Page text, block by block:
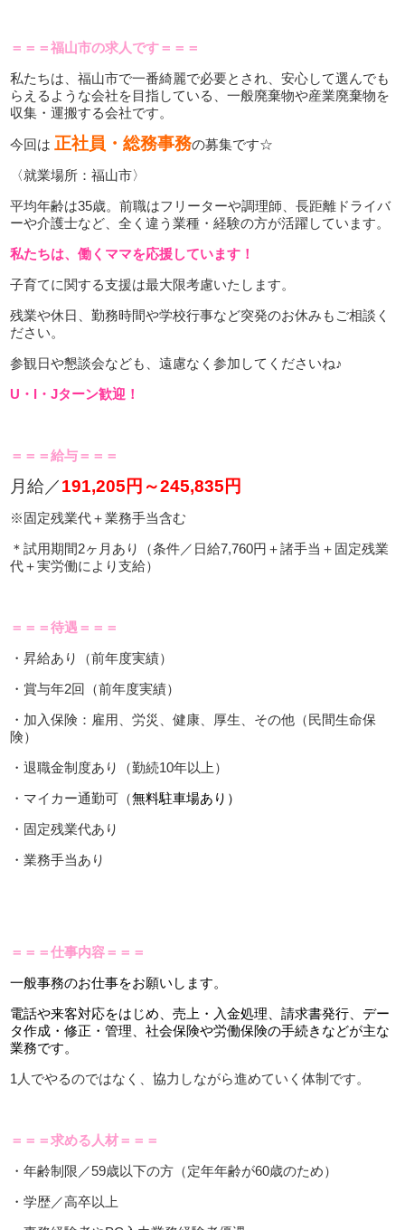
＝＝＝福山市の求人です＝＝＝
私たちは、福山市で一番綺麗で必要とされ、安心して選んでも
らえるような会社を目指している、一般廃棄物や産業廃棄物を
収集・運搬する会社です。
今回は 正社員・総務事務の募集です☆
〈就業場所：福山市〉
平均年齢は35歳。前職はフリーターや調理師、長距離ドライバ
ーや介護士など、全く違う業種・経験の方が活躍しています。
私たちは、働くママを応援しています！
子育てに関する支援は最大限考慮いたします。
残業や休日、勤務時間や学校行事など突発のお休みもご相談く
ださい。
参観日や懇談会なども、遠慮なく参加してくださいね♪
U・I・Jターン歓迎！
＝＝＝給与＝＝＝
月給／191,205円～245,835円
※固定残業代＋業務手当含む
＊試用期間2ヶ月あり（条件／日給7,760円＋諸手当＋固定残業
代＋実労働により支給）
＝＝＝待遇＝＝＝
・昇給あり（前年度実績）
・賞与年2回（前年度実績）
・加入保険：雇用、労災、健康、厚生、その他（民間生命保
険）
・退職金制度あり（勤続10年以上）
・マイカー通勤可（無料駐車場あり）
・固定残業代あり
・業務手当あり
＝＝＝仕事内容＝＝＝
一般事務のお仕事をお願いします。
電話や来客対応をはじめ、売上・入金処理、請求書発行、デー
タ作成・修正・管理、社会保険や労働保険の手続きなどが主な
業務です。
1人でやるのではなく、協力しながら進めていく体制です。
＝＝＝求める人材＝＝＝
・年齢制限／59歳以下の方（定年年齢が60歳のため）
・学歴／高卒以上